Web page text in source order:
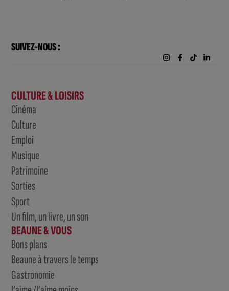
SUIVEZ-NOUS :
CULTURE & LOISIRS
Cinéma
Culture
Emploi
Musique
Patrimoine
Sorties
Sport
Un film, un livre, un son
BEAUNE & VOUS
Bons plans
Beaune à travers le temps
Gastronomie